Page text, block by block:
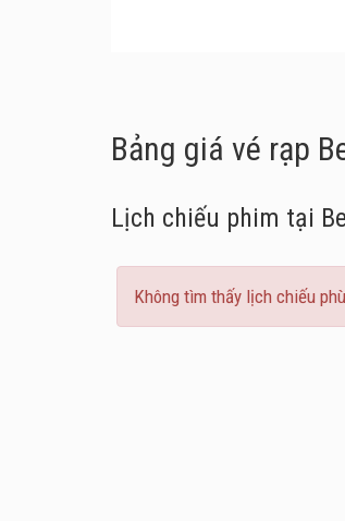
Bảng giá vé rạp
Lịch chiếu phim tại
Không tìm thấy lịch chiếu